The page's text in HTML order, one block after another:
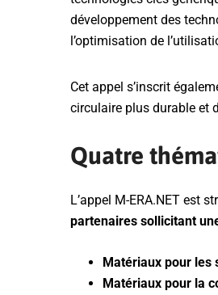
développement des
l’optimisation de
Cet appel s’inscrit
circulaire plus durable et
Quatre
L’appel M-ERA.NET est
partenaires sollicitant
Matériaux pour les
Matériaux pour la